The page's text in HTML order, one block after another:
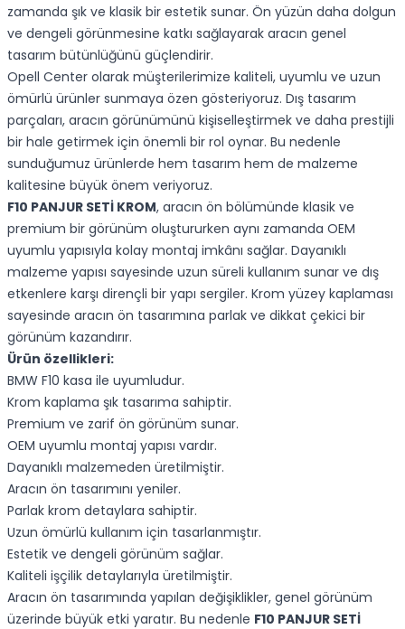
zamanda şık ve klasik bir estetik sunar. Ön yüzün daha dolgun
ve dengeli görünmesine katkı sağlayarak aracın genel
tasarım bütünlüğünü güçlendirir.
Opell Center olarak müşterilerimize kaliteli, uyumlu ve uzun
ömürlü ürünler sunmaya özen gösteriyoruz. Dış tasarım
parçaları, aracın görünümünü kişiselleştirmek ve daha prestijli
bir hale getirmek için önemli bir rol oynar. Bu nedenle
sunduğumuz ürünlerde hem tasarım hem de malzeme
kalitesine büyük önem veriyoruz.
F10 PANJUR SETİ KROM, aracın ön bölümünde klasik ve
premium bir görünüm oluştururken aynı zamanda OEM
uyumlu yapısıyla kolay montaj imkânı sağlar. Dayanıklı
malzeme yapısı sayesinde uzun süreli kullanım sunar ve dış
etkenlere karşı dirençli bir yapı sergiler. Krom yüzey kaplaması
sayesinde aracın ön tasarımına parlak ve dikkat çekici bir
görünüm kazandırır.
Ürün özellikleri:
BMW F10 kasa ile uyumludur.
Krom kaplama şık tasarıma sahiptir.
Premium ve zarif ön görünüm sunar.
OEM uyumlu montaj yapısı vardır.
Dayanıklı malzemeden üretilmiştir.
Aracın ön tasarımını yeniler.
Parlak krom detaylara sahiptir.
Uzun ömürlü kullanım için tasarlanmıştır.
Estetik ve dengeli görünüm sağlar.
Kaliteli işçilik detaylarıyla üretilmiştir.
Aracın ön tasarımında yapılan değişiklikler, genel görünüm
üzerinde büyük etki yaratır. Bu nedenle F10 PANJUR SETİ